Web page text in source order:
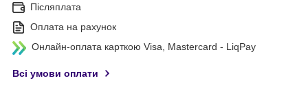
Післяплата
Оплата на рахунок
Онлайн-оплата карткою Visa, Mastercard - LiqPay
Всі умови оплати